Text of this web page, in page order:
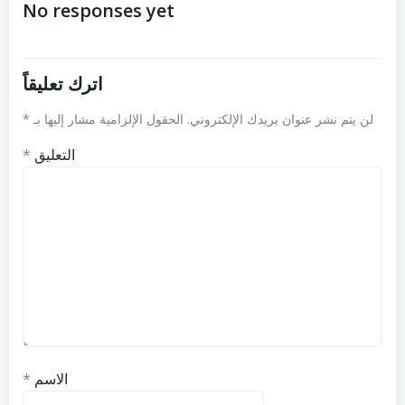
المقالات
No responses yet
اترك تعليقاً
لن يتم نشر عنوان بريدك الإلكتروني. الحقول الإلزامية مشار إليها بـ *
التعليق *
الاسم *